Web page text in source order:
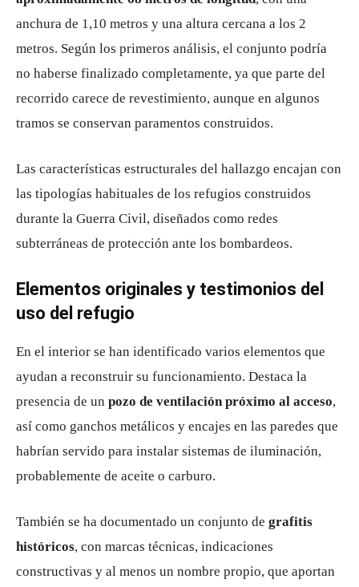
anchura de 1,10 metros y una altura cercana a los 2
metros. Según los primeros análisis, el conjunto podría
no haberse finalizado completamente, ya que parte del
recorrido carece de revestimiento, aunque en algunos
tramos se conservan paramentos construidos.
Las características estructurales del hallazgo encajan con
las tipologías habituales de los refugios construidos
durante la Guerra Civil, diseñados como redes
subterráneas de protección ante los bombardeos.
Elementos originales y testimonios del
uso del refugio
En el interior se han identificado varios elementos que
ayudan a reconstruir su funcionamiento. Destaca la
presencia de un pozo de ventilación próximo al acceso,
así como ganchos metálicos y encajes en las paredes que
habrían servido para instalar sistemas de iluminación,
probablemente de aceite o carburo.
También se ha documentado un conjunto de grafitis
históricos, con marcas técnicas, indicaciones
constructivas y al menos un nombre propio, que aportan